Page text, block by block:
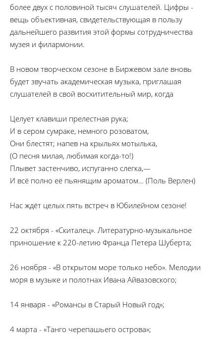
более двух с половиной тысяч слушателей. Цифры -
вещь объективная, свидетельствующая в пользу
дальнейшего развития этой формы сотрудничества
музея и филармонии.
В новом творческом сезоне в Биржевом зале вновь
будет звучать академическая музыка, приглашая
слушателей в свой восхитительный мир, когда
Целует клавиши прелестная рука;
И в сером сумраке, немного розоватом,
Они блестят; напев на крыльях мотылька,
(О песня милая, любимая когда-то!)
Плывет застенчиво, испуганно слегка,—
И всё полно её пьянящим ароматом… (Поль Верлен)
Нас ждёт целых пять встреч в Юбилейном сезоне!
22 октября - «Скиталец». Литературно-музыкальное
приношение к 220-летию Франца Петера Шуберта;
26 ноября - «В открытом море только небо». Мелодии
моря в музыке и полотнах Ивана Айвазовского;
14 января - «Романсы в Старый Новый год»;
4 марта - «Танго черепашьего острова»;